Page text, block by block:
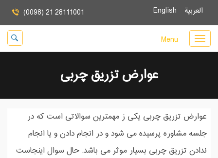
العربية (0098) 21 28111001
Menu
عوارض تزریق چربی
عوارض تزریق چربی یکی ز مهمترین سوالاتی است که در
جلسه مشاوره پرسیده می شود و در انجام دادن و یا انجام
ندادن تزریق چربی بسیار موثر می باشد. حال سوال اینجاست